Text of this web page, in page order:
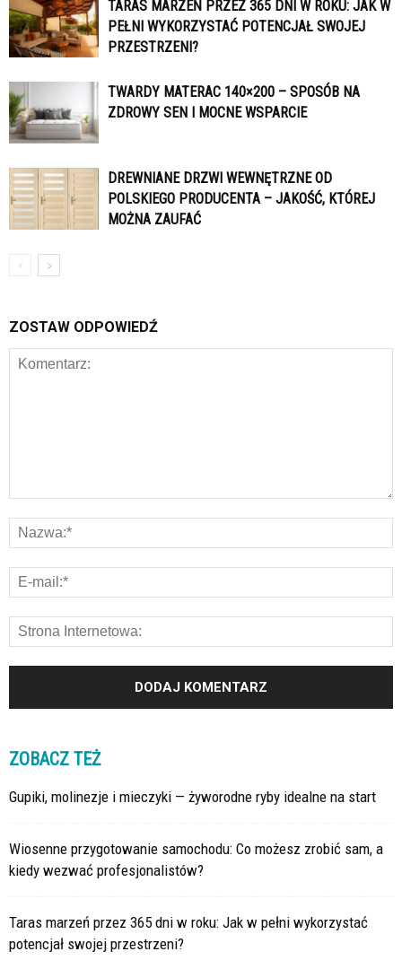
TARAS MARZEŃ PRZEZ 365 DNI W ROKU: JAK W
PEŁNI WYKORZYSTAĆ POTENCJAŁ SWOJEJ
PRZESTRZENI?
TWARDY MATERAC 140×200 – SPOSÓB NA
ZDROWY SEN I MOCNE WSPARCIE
DREWNIANE DRZWI WEWNĘTRZNE OD
POLSKIEGO PRODUCENTA – JAKOŚĆ, KTÓREJ
MOŻNA ZAUFAĆ
ZOSTAW ODPOWIEDŹ
ZOBACZ TEŻ
Gupiki, molinezje i mieczyki — żyworodne ryby idealne na start
Wiosenne przygotowanie samochodu: Co możesz zrobić sam, a
kiedy wezwać profesjonalistów?
Taras marzeń przez 365 dni w roku: Jak w pełni wykorzystać
potencjał swojej przestrzeni?